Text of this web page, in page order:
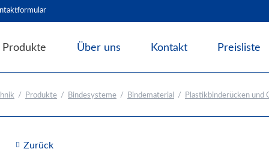
Produkte
Bindematerial
Über uns Kontakt Preisliste
Produkte Bindesysteme Bindematerial Plastikbinderücken und
Zurück